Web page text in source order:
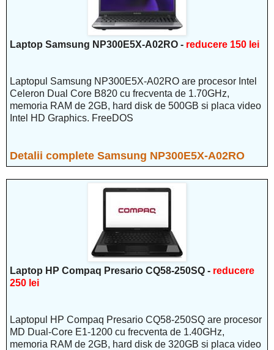
Laptop Samsung NP300E5X-A02RO - reducere 150 lei
Laptopul Samsung NP300E5X-A02RO are procesor Intel
Celeron Dual Core B820 cu frecventa de 1.70GHz,
memoria RAM de 2GB, hard disk de 500GB si placa video
Intel HD Graphics. FreeDOS
Detalii complete Samsung NP300E5X-A02RO
Laptop HP Compaq Presario CQ58-250SQ - reducere
250 lei
Laptopul HP Compaq Presario CQ58-250SQ are procesor
MD Dual-Core E1-1200 cu frecventa de 1.40GHz,
memoria RAM de 2GB, hard disk de 320GB si placa video